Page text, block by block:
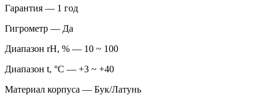
Гарантия — 1 год
Гигрометр — Да
Диапазон rH, % — 10 ~ 100
Диапазон t, °C — +3 ~ +40
Материал корпуса — Бук/Латунь